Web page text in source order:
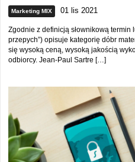
Marketing MIX 01 lis 2021
Zgodnie z definicją słownikową termin
przepych”) opisuje kategorię dóbr
się wysoką ceną, wysoką jakością
odbiorcy. Jean-Paul Sartre […]